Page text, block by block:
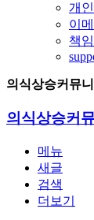
개
이
책
의식상승커뮤
의식상승커
메뉴
새글
검색
더보기